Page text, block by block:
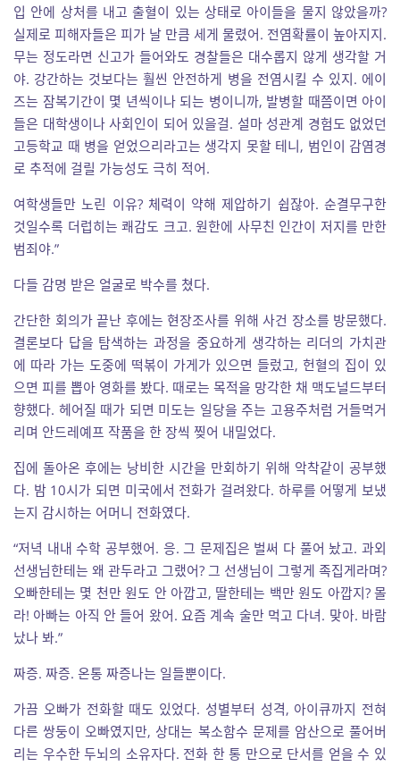
입 안에 상처를 내고 출혈이 있는 상태로 아이들을 물지 않았을까?
실제로 피해자들은 피가 날 만큼 세게 물렸어. 전염확률이 높아지지.
무는 정도라면 신고가 들어와도 경찰들은 대수롭지 않게 생각할 거
야. 강간하는 것보다는 훨씬 안전하게 병을 전염시킬 수 있지. 에이
즈는 잠복기간이 몇 년씩이나 되는 병이니까, 발병할 때쯤이면 아이
들은 대학생이나 사회인이 되어 있을걸. 설마 성관계 경험도 없었던
고등학교 때 병을 얻었으리라고는 생각지 못할 테니, 범인이 감염경
로 추적에 걸릴 가능성도 극히 적어.
여학생들만 노린 이유? 체력이 약해 제압하기 쉽잖아. 순결무구한
것일수록 더럽히는 쾌감도 크고. 원한에 사무친 인간이 저지를 만한
범죄야.”
다들 감명 받은 얼굴로 박수를 쳤다.
간단한 회의가 끝난 후에는 현장조사를 위해 사건 장소를 방문했다.
결론보다 답을 탐색하는 과정을 중요하게 생각하는 리더의 가치관
에 따라 가는 도중에 떡볶이 가게가 있으면 들렀고, 헌혈의 집이 있
으면 피를 뽑아 영화를 봤다. 때로는 목적을 망각한 채 맥도널드부터
향했다. 헤어질 때가 되면 미도는 일당을 주는 고용주처럼 거들먹거
리며 안드레예프 작품을 한 장씩 찢어 내밀었다.
집에 돌아온 후에는 낭비한 시간을 만회하기 위해 악착같이 공부했
다. 밤 10시가 되면 미국에서 전화가 걸려왔다. 하루를 어떻게 보냈
는지 감시하는 어머니 전화였다.
“저녁 내내 수학 공부했어. 응. 그 문제집은 벌써 다 풀어 놨고. 과외
선생님한테는 왜 관두라고 그랬어? 그 선생님이 그렇게 족집게라며?
오빠한테는 몇 천만 원도 안 아깝고, 딸한테는 백만 원도 아깝지? 몰
라! 아빠는 아직 안 들어 왔어. 요즘 계속 술만 먹고 다녀. 맞아. 바람
났나 봐.”
짜증. 짜증. 온통 짜증나는 일들뿐이다.
가끔 오빠가 전화할 때도 있었다. 성별부터 성격, 아이큐까지 전혀
다른 쌍둥이 오빠였지만, 상대는 복소함수 문제를 암산으로 풀어버
리는 우수한 두뇌의 소유자다. 전화 한 통 만으로 단서를 얻을 수 있